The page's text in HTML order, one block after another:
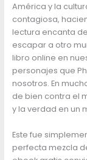
América y la
contagiosa,
lectura encanta
escapar a otro
libro online​ en
personajes que
nosotros. En
de bien contra el
y la verdad en un
Este fue
perfecta mezcla